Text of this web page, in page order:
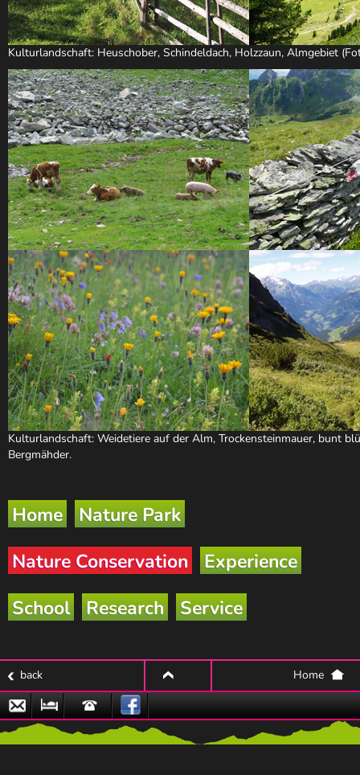
Kulturlandschaft: Heuschober, Schindeldach, Holzzaun, Almgebiet
Kulturlandschaft: Weidetiere auf der Alm, Trockensteinmauer, bunt
Bergmähder.
Home
Nature Park
Nature Conservation
Experience
School
Research Service
back top
Home
Email
Zu
den
Hotline